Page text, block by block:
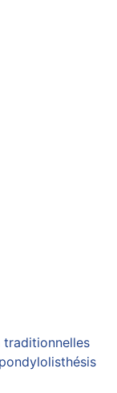
traditionnelles